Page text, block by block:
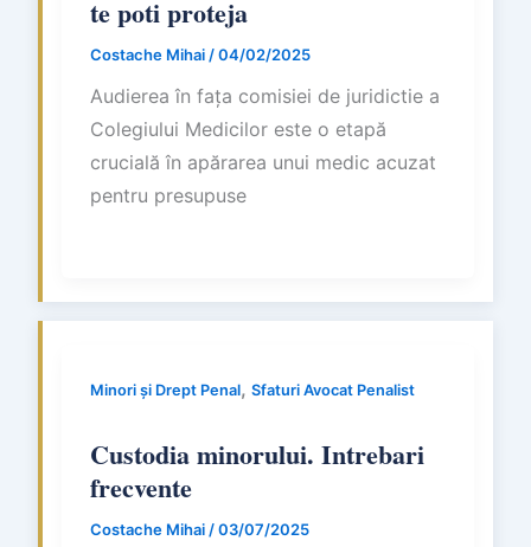
te poti proteja
Costache Mihai/04/02/2025
Audierea în fața comisiei de juridictie a
Colegiului Medicilor este o etapă
crucială în apărarea unui medic acuzat
pentru presupuse
Minori și Drept Penal, Sfaturi Avocat Penalist
Custodia minorului. Intrebari
frecvente
Costache Mihai /03/07/2025